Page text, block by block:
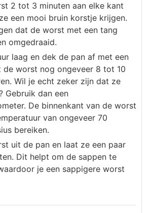
2 tot 3 minuten aan elke kant
een mooi bruin korstje krijgen.
dat de worst met een tang
omgedraaid.
laag en dek de pan af met een
de worst nog ongeveer 8 tot 10
Wil je echt zeker zijn dat ze
Gebruik dan een
De binnenkant van de worst
van ongeveer 70
bereiken.
uit de pan en laat ze een paar
Dit helpt om de sappen te
je een sappigere worst